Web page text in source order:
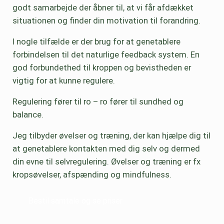
godt samarbejde der åbner til, at vi får afdækket
situationen og finder din motivation til forandring.
I nogle tilfælde er der brug for at genetablere
forbindelsen til det naturlige feedback system. En
god forbundethed til kroppen og bevistheden er
vigtig for at kunne regulere.
Regulering fører til ro – ro fører til sundhed og
balance.
Jeg tilbyder øvelser og træning, der kan hjælpe dig til
at genetablere kontakten med dig selv og dermed
din evne til selvregulering. Øvelser og træning er fx
kropsøvelser, afspænding og mindfulness.